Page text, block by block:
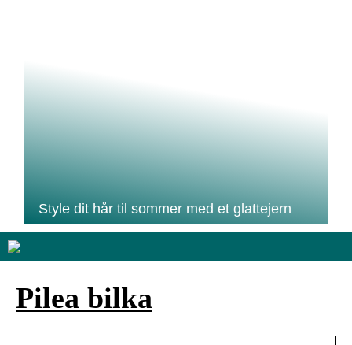
Style dit hår til sommer med et glattejern
Pilea bilka